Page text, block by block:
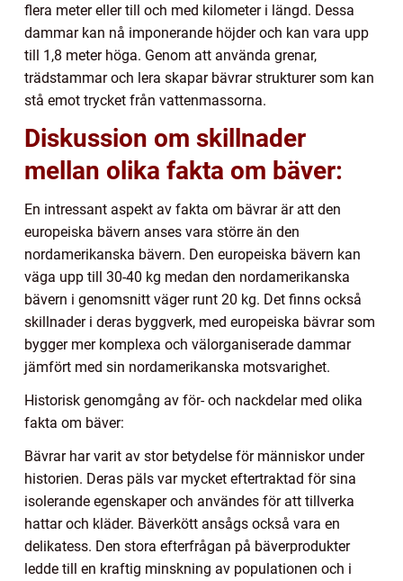
flera meter eller till och med kilometer i längd. Dessa
dammar kan nå imponerande höjder och kan vara upp
till 1,8 meter höga. Genom att använda grenar,
trädstammar och lera skapar bävrar strukturer som kan
stå emot trycket från vattenmassorna.
Diskussion om skillnader
mellan olika fakta om bäver:
En intressant aspekt av fakta om bävrar är att den
europeiska bävern anses vara större än den
nordamerikanska bävern. Den europeiska bävern kan
väga upp till 30-40 kg medan den nordamerikanska
bävern i genomsnitt väger runt 20 kg. Det finns också
skillnader i deras byggverk, med europeiska bävrar som
bygger mer komplexa och välorganiserade dammar
jämfört med sin nordamerikanska motsvarighet.
Historisk genomgång av för- och nackdelar med olika
fakta om bäver:
Bävrar har varit av stor betydelse för människor under
historien. Deras päls var mycket eftertraktad för sina
isolerande egenskaper och användes för att tillverka
hattar och kläder. Bäverkött ansågs också vara en
delikatess. Den stora efterfrågan på bäverprodukter
ledde till en kraftig minskning av populationen och i